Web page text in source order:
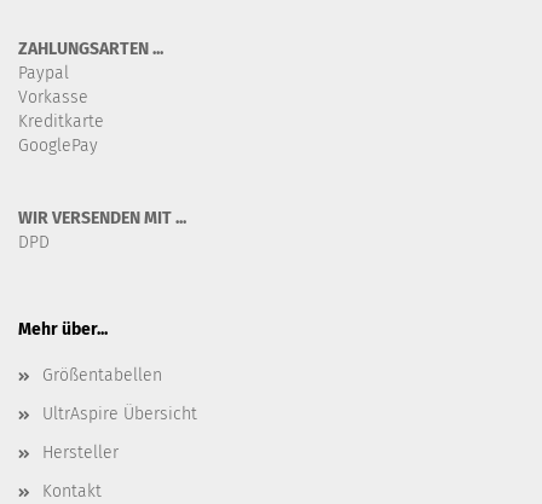
ZAHLUNGSARTEN ...
Paypal
Vorkasse
Kreditkarte
GooglePay
WIR VERSENDEN MIT ...
DPD
Mehr über...
Größentabellen
UltrAspire Übersicht
Hersteller
Kontakt